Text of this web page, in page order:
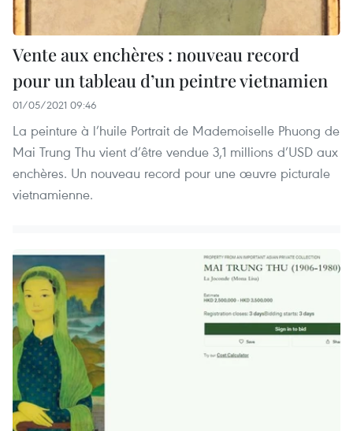
Vente aux enchères : nouveau record
pour un tableau d’un peintre vietnamien
01/05/2021 09:46
La peinture à l’huile Portrait de Mademoiselle Phuong de
Mai Trung Thu vient d’être vendue 3,1 millions d’USD aux
enchères. Un nouveau record pour une œuvre picturale
vietnamienne.